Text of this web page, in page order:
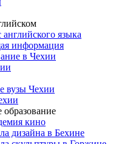
английского языка
информация
в Чехии
вузы Чехии
образование
кино
дизайна в Бехине